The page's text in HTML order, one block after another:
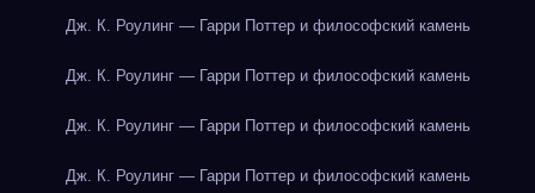
Дж. К. Роулинг — Гарри Поттер и философский камень
Дж. К. Роулинг — Гарри Поттер и философский камень
Дж. К. Роулинг — Гарри Поттер и философский камень
Дж. К. Роулинг — Гарри Поттер и философский камень